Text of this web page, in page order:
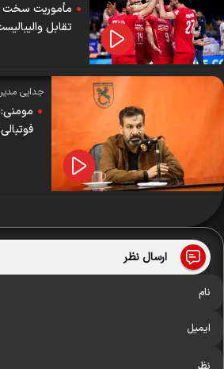
مأموریت سخت
تقابل
جدایی
مومنی:
ارسال نظر